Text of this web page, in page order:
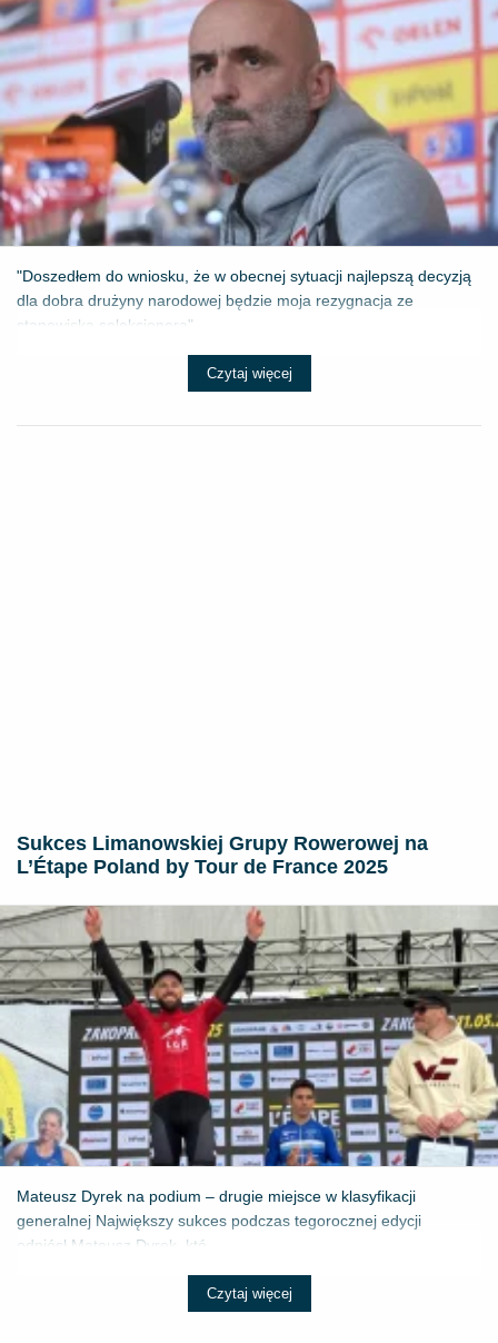
"Doszedłem do wniosku, że w obecnej sytuacji najlepszą decyzją
dla dobra drużyny narodowej będzie moja rezygnacja ze
stanowiska selekcjonera" - ...
Czytaj więcej
Sukces Limanowskiej Grupy Rowerowej na
L’Étape Poland by Tour de France 2025
Mateusz Dyrek na podium – drugie miejsce w klasyfikacji
generalnej Największy sukces podczas tegorocznej edycji
odniósł Mateusz Dyrek, któ...
Czytaj więcej